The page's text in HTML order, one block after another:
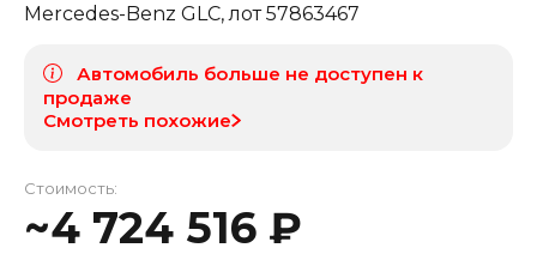
Mercedes-Benz GLC, лот57863467
Автомобиль больше не доступен к
продаже
Смотреть похожие
Стоимость:
~4 724 516 ₽